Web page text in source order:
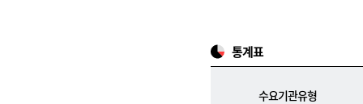
통계표
수요기관유형